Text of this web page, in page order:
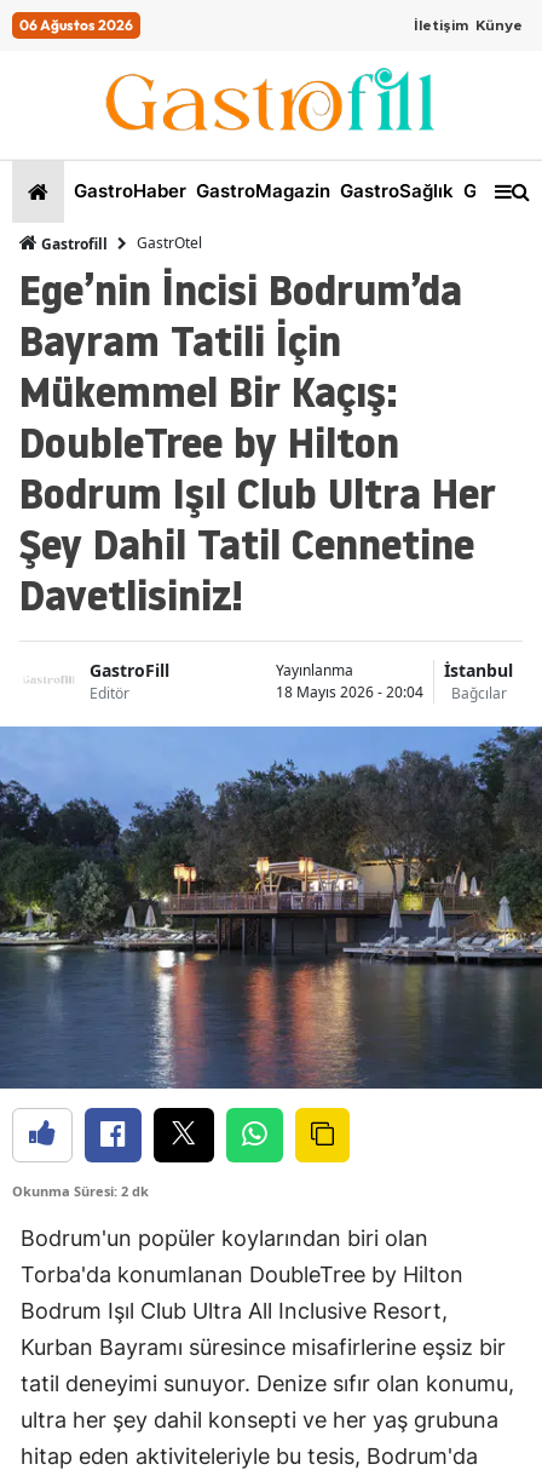
06 Ağustos 2026 İletişim Künye
GastroHaber GastroMagazin GastroSağlık
Gastrofill GastrOtel
Ege’nin İncisi Bodrum’da
Bayram Tatili İçin
Mükemmel Bir Kaçış:
DoubleTree by Hilton
Bodrum Işıl Club Ultra Her
Şey Dahil Tatil Cennetine
Davetlisiniz!
GastroFill
Editör
Yayınlanma
18 Mayıs 2026 - 20:04
İstanbul
Bağcılar
Okunma Süresi: 2 dk
Bodrum'un popüler koylarından biri olan
Torba'da konumlanan DoubleTree by Hilton
Bodrum Işıl Club Ultra All Inclusive Resort,
Kurban Bayramı süresince misafirlerine eşsiz bir
tatil deneyimi sunuyor. Denize sıfır olan konumu,
ultra her şey dahil konsepti ve her yaş grubuna
hitap eden aktiviteleriyle bu tesis, Bodrum'da